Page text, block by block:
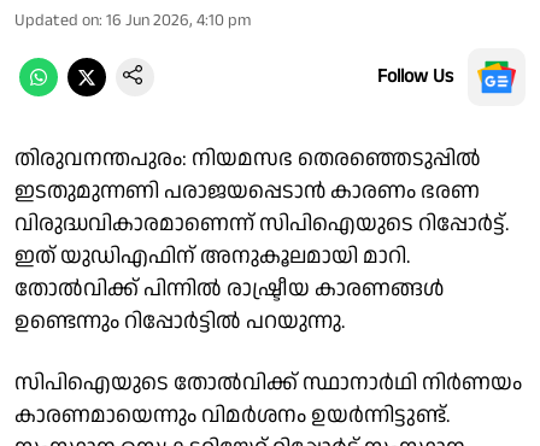
Updated on: 16 Jun 2026, 4:10 pm
Follow Us
തിരുവനന്തപുരം: നിയമസഭ തെരഞ്ഞെടുപ്പിൽ
ഇടതുമുന്നണി പരാജയപ്പെടാൻ കാരണം ഭരണ
വിരുദ്ധവികാരമാണെന്ന് സിപിഐയുടെ റിപ്പോർട്ട്.
ഇത് യുഡിഎഫിന് അനുകൂലമായി മാറി.
തോൽവിക്ക് പിന്നിൽ രാഷ്ട്രീയ കാരണങ്ങൾ
ഉണ്ടെന്നും റിപ്പോർട്ടിൽ പറയുന്നു.
സിപിഐയുടെ തോൽവിക്ക് സ്ഥാനാർഥി നിർണയം
കാരണമായെന്നും വിമർശനം ഉയർന്നിട്ടുണ്ട്.